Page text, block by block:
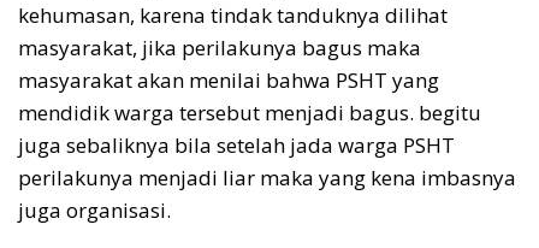
kehumasan, karena tindak tanduknya dilihat
masyarakat, jika perilakunya bagus maka
masyarakat akan menilai bahwa PSHT yang
mendidik warga tersebut menjadi bagus. begitu
juga sebaliknya bila setelah jada warga PSHT
perilakunya menjadi liar maka yang kena imbasnya
juga organisasi.